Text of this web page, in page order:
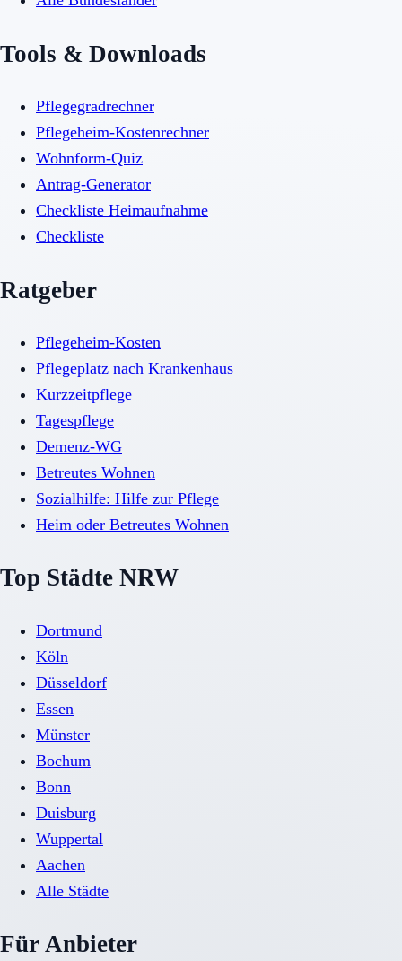
Tools & Downloads
Pflegegradrechner
Pflegeheim-Kostenrechner
Wohnform-Quiz
Antrag-Generator
Checkliste Heimaufnahme
Checkliste
Ratgeber
Pflegeheim-Kosten
Pflegeplatz nach Krankenhaus
Kurzzeitpflege
Tagespflege
Demenz-WG
Betreutes Wohnen
Sozialhilfe: Hilfe zur Pflege
Heim oder Betreutes Wohnen
Top Städte NRW
Dortmund
Köln
Düsseldorf
Essen
Münster
Bochum
Bonn
Duisburg
Wuppertal
Aachen
Alle Städte
Für Anbieter